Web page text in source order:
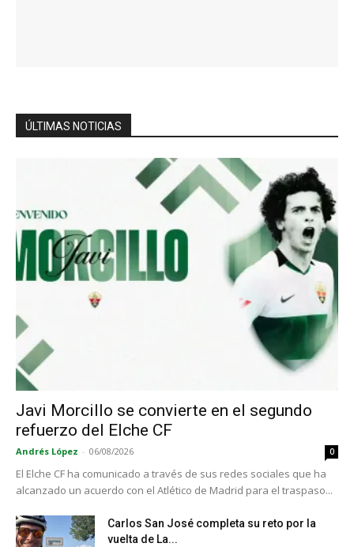
ÚLTIMAS NOTICIAS
Javi Morcillo se convierte en el segundo
refuerzo del Elche CF
Andrés López - 06/08/2026 0
El Elche CF ha comunicado a través de sus redes sociales que ha
alcanzado un acuerdo con el Atlético de Madrid para el traspaso...
Carlos San José completa su reto por la
vuelta de La...